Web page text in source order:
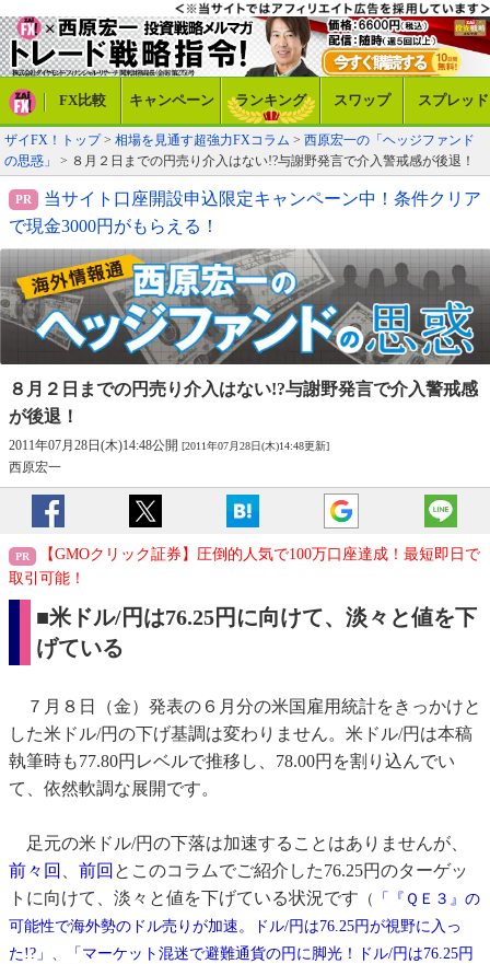
FX比較 キャンペーン ランキング スワップ スプレッド
ザイFX！トップ> 相場を見通す超強力FXコラム > 西原宏一の「ヘッジファンド
の思惑」
> ８月２日までの円売り介入はない!?与謝野発言で介入警戒感が後退！
当サイト口座開設申込限定キャンペーン中！条件クリア
で現金3000円がもらえる！
８月２日までの円売り介入はない!?与謝野発言で介入警戒感
が後退！
2011年07月28日(木)14:48公開 [2011年07月28日(木)14:48更新]
西原宏一
【GMOクリック証券】圧倒的人気で100万口座達成！最短即日で
取引可能！
■米ドル/円は76.25円に向けて、淡々と値を下
げている
７月８日（金）発表の６月分の米国雇用統計をきっかけと
した米ドル/円の下げ基調は変わりません。米ドル/円は本稿
執筆時も77.80円レベルで推移し、78.00円を割り込んでい
て、依然軟調な展開です。
足元の米ドル/円の下落は加速することはありませんが、
前々回
前回 とこのコラムでご紹介した76.25円のターゲッ
トに向けて、淡々と値を下げている状況です （
「『ＱＥ３』の
可能性で海外勢のドル売りが加速。ドル/円は76.25円が視野に入っ
た!?」 、
「マーケット混迷で避難通貨の円に脚光！ドル/円は76.25円